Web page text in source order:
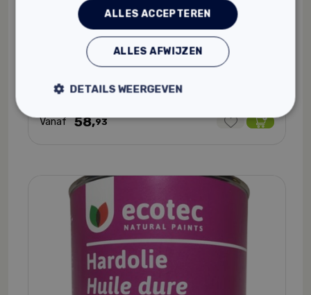
Tierrafino PROtect
Transparant
Damp-open
vuil
Vanaf58,93
ALLES ACCEPTEREN
ALLES AFWIJZEN
DETAILS WEERGEVEN